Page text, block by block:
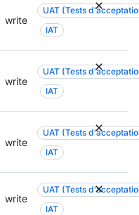
q
s
e
s
o
u
u
e
a
u
n
e
q
s
e
s
o
u
write
UAT (Tests
IAT
write
UAT (Tests
IAT
write
UAT (Tests
IAT
write
UAT (Tests
IAT